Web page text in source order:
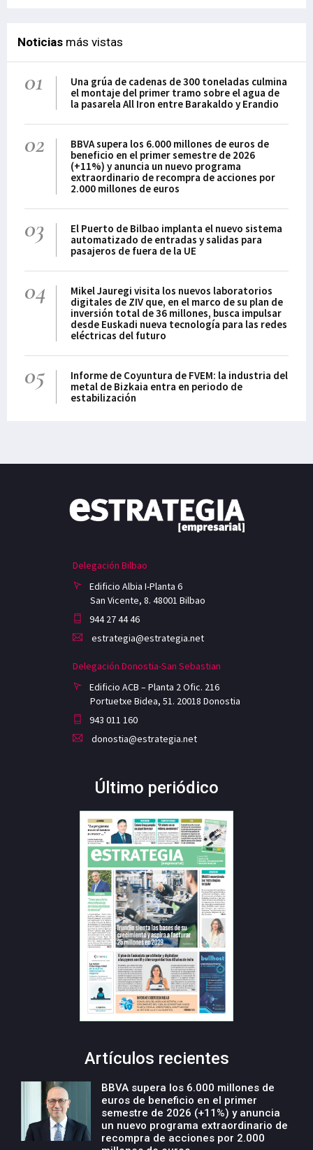
Noticias más vistas
01
Una grúa de cadenas de 300 toneladas culmina
el montaje del primer tramo sobre el agua de
la pasarela All Iron entre Barakaldo y Erandio
02
BBVA supera los 6.000 millones de euros de
beneficio en el primer semestre de 2026
(+11%) y anuncia un nuevo programa
extraordinario de recompra de acciones por
2.000 millones de euros
03
El Puerto de Bilbao implanta el nuevo sistema
automatizado de entradas y salidas para
pasajeros de fuera de la UE
04
Mikel Jauregi visita los nuevos laboratorios
digitales de ZIV que, en el marco de su plan de
inversión total de 36 millones, busca impulsar
desde Euskadi nueva tecnología para las redes
eléctricas del futuro
05
Informe de Coyuntura de FVEM: la industria del
metal de Bizkaia entra en periodo de
estabilización
Delegación Bilbao
Edificio Albia I-Planta 6
San Vicente, 8. 48001 Bilbao
944 27 44 46
estrategia@estrategia.net
Delegación Donostia-San Sebastian
Edificio ACB – Planta 2 Ofic. 216
Portuetxe Bidea, 51. 20018 Donostia
943 011 160
donostia@estrategia.net
Último periódico
Artículos recientes
BBVA supera los 6.000 millones de
euros de beneficio en el primer
semestre de 2026 (+11%) y anuncia
un nuevo programa extraordinario de
recompra de acciones por 2.000